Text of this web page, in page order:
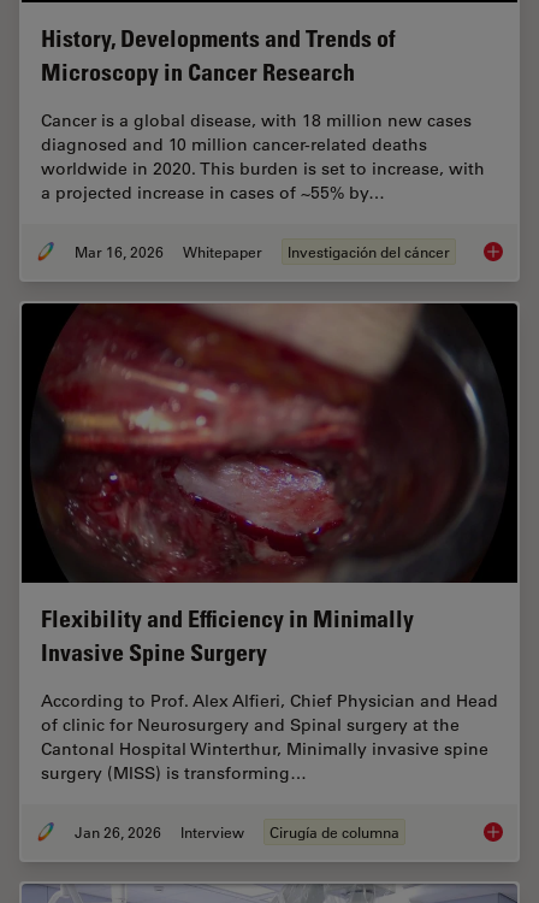
History, Developments and Trends of
Microscopy in Cancer Research
Cancer is a global disease, with 18 million new cases
diagnosed and 10 million cancer-related deaths
worldwide in 2020. This burden is set to increase, with
a projected increase in cases of ~55% by…
Mar 16, 2026 Whitepaper Investigación del cáncer
Flexibility and Efficiency in Minimally
Invasive Spine Surgery
According to Prof. Alex Alfieri, Chief Physician and Head
of clinic for Neurosurgery and Spinal surgery at the
Cantonal Hospital Winterthur, Minimally invasive spine
surgery (MISS) is transforming…
Jan 26, 2026 Interview Cirugía de columna